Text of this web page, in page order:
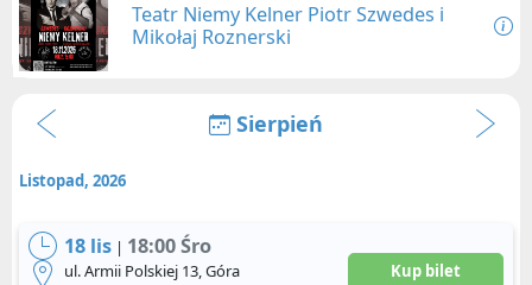
Teatr Niemy Kelner Piotr Szwedes i
Mikołaj Roznerski
Sierpień
Listopad, 2026
18 lis | 18:00 Śro
ul. Armii Polskiej 13, Góra
Kup bilet